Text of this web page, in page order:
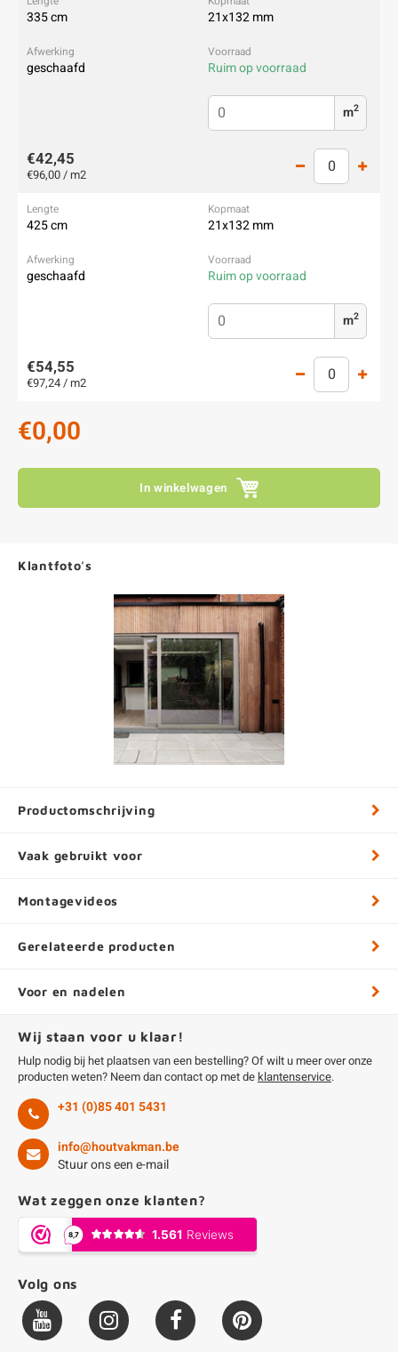
335 cm 21x132 mm
geschaafd Ruim op voorraad
m2
€42,45
€96,00 / m2
425 cm 21x132 mm
geschaafd Ruim op voorraad
m2
€54,55
€97,24 / m2
€0,00
In winkelwagen
Klantfoto's
Productomschrijving
Vaak gebruikt voor
Montagevideos
Gerelateerde producten
Voor en nadelen
Wij staan voor u klaar!
Hulp nodig bij het plaatsen van een bestelling? Of wilt u meer over onze
producten weten? Neem dan contact op met de klantenservice.
+31 (0)85 401 5431
info@houtvakman.be
Stuur ons een e-mail
Wat zeggen onze klanten?
Volg ons